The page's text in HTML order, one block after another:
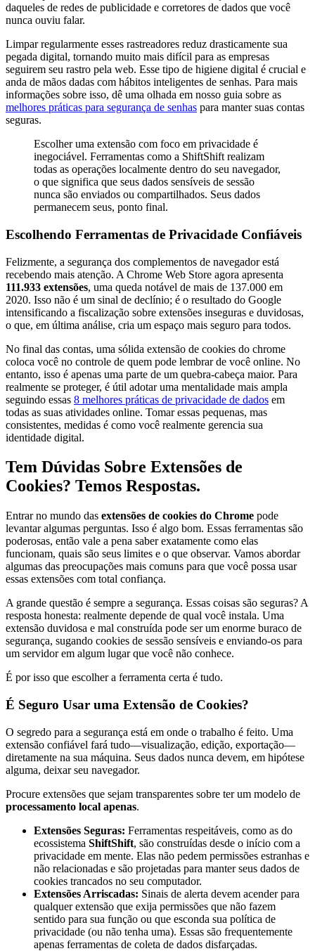
daqueles de redes de publicidade e corretores de dados que você
nunca ouviu falar.
Limpar regularmente esses rastreadores reduz drasticamente sua
pegada digital, tornando muito mais difícil para as empresas
seguirem seu rastro pela web. Esse tipo de higiene digital é crucial e
anda de mãos dadas com hábitos inteligentes de senhas. Para mais
informações sobre isso, dê uma olhada em nosso guia sobre as
melhores práticas para segurança de senhas para manter suas contas
seguras.
Escolher uma extensão com foco em privacidade é
inegociável. Ferramentas como a ShiftShift realizam
todas as operações localmente dentro do seu navegador,
o que significa que seus dados sensíveis de sessão
nunca são enviados ou compartilhados. Seus dados
permanecem seus, ponto final.
Escolhendo Ferramentas de Privacidade Confiáveis
Felizmente, a segurança dos complementos de navegador está
recebendo mais atenção. A Chrome Web Store agora apresenta
111.933 extensões, uma queda notável de mais de 137.000 em
2020. Isso não é um sinal de declínio; é o resultado do Google
intensificando a fiscalização sobre extensões inseguras e duvidosas,
o que, em última análise, cria um espaço mais seguro para todos.
No final das contas, uma sólida extensão de cookies do chrome
coloca você no controle de quem pode lembrar de você online. No
entanto, isso é apenas uma parte de um quebra-cabeça maior. Para
realmente se proteger, é útil adotar uma mentalidade mais ampla
seguindo essas 8 melhores práticas de privacidade de dados em
todas as suas atividades online. Tomar essas pequenas, mas
consistentes, medidas é como você realmente gerencia sua
identidade digital.
Tem Dúvidas Sobre Extensões de
Cookies? Temos Respostas.
Entrar no mundo das extensões de cookies do Chrome pode
levantar algumas perguntas. Isso é algo bom. Essas ferramentas são
poderosas, então vale a pena saber exatamente como elas
funcionam, quais são seus limites e o que observar. Vamos abordar
algumas das preocupações mais comuns para que você possa usar
essas extensões com total confiança.
A grande questão é sempre a segurança. Essas coisas são seguras? A
resposta honesta: realmente depende de qual você instala. Uma
extensão duvidosa e mal construída pode ser um enorme buraco de
segurança, sugando cookies de sessão sensíveis e enviando-os para
um servidor em algum lugar que você não conhece.
É por isso que escolher a ferramenta certa é tudo.
É Seguro Usar uma Extensão de Cookies?
O segredo para a segurança está em onde o trabalho é feito. Uma
extensão confiável fará tudo—visualização, edição, exportação—
diretamente na sua máquina. Seus dados nunca devem, em hipótese
alguma, deixar seu navegador.
Procure extensões que sejam transparentes sobre ter um modelo de
processamento local apenas.
Extensões Seguras: Ferramentas respeitáveis, como as do
ecossistema ShiftShift, são construídas desde o início com a
privacidade em mente. Elas não pedem permissões estranhas e
não relacionadas e são projetadas para manter seus dados de
cookies trancados no seu computador.
Extensões Arriscadas: Sinais de alerta devem acender para
qualquer extensão que exija permissões que não fazem
sentido para sua função ou que esconda sua política de
privacidade (ou não tenha uma). Essas são frequentemente
apenas ferramentas de coleta de dados disfarçadas.